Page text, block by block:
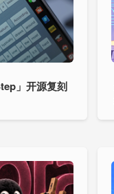
」开源复刻